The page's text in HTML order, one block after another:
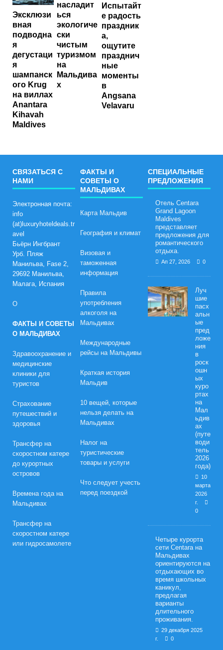
Эксклюзи
вная
подводна
я
дегустаци
я
шампанск
ого Krug
на виллах
Anantara
Kihavah
Maldives
насладит
ься
экологиче
ски
чистым
туризмом
на
Мальдива
х
Испытайт
е радость
праздник
а,
ощутите
празднич
ные
моменты
в
Angsana
Velavaru
СВЯЗАТЬСЯ С
НАМИ
Электронная почта:
info
(at)luxuryhoteldeals.tr
avel
Бьёрн Ингбрант
Урб. Пляж
Манильва, Fase 2,
29692 Манильва,
Малага, Испания
О
ФАКТЫ И СОВЕТЫ
О МАЛЬДИВАХ
Здравоохранение и
медицинские
клиники для
туристов
Страхование
путешествий и
здоровья
Трансфер на
скоростном катере
до курортных
островов
Времена года на
Мальдивах
Трансфер на
скоростном катере
или гидросамолете
ФАКТЫ И
СОВЕТЫ О
МАЛЬДИВАХ
Карта Мальдив
География и климат
Визовая и
таможенная
информация
Правила
употребления
алкоголя на
Мальдивах
Международные
рейсы на Мальдивы
Краткая история
Мальдив
10 вещей, которые
нельзя делать на
Мальдивах
Налог на
туристические
товары и услуги
Что следует учесть
перед поездкой
СПЕЦИАЛЬНЫЕ
ПРЕДЛОЖЕНИЯ
Отель Centara
Grand Lagoon
Maldives
представляет
предложения для
романтического
отдыха.
Ап 27, 2026 0
Луч
шие
пасх
альн
ые
пред
ложе
ния
в
роск
ошн
ых
куро
ртах
на
Мал
ьдив
ах
(путе
води
тель
2026
года)
10
марта
2026
г.
0
Четыре курорта
сети Centara на
Мальдивах
ориентируются на
отдыхающих во
время школьных
каникул,
предлагая
варианты
длительного
проживания.
29 декабря 2025
г.
0